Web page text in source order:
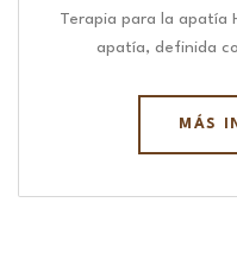
Terapia para la apatía
apatía, definida
MÁS